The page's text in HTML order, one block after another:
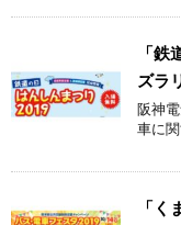
「
ズラ
阪神
車に
「